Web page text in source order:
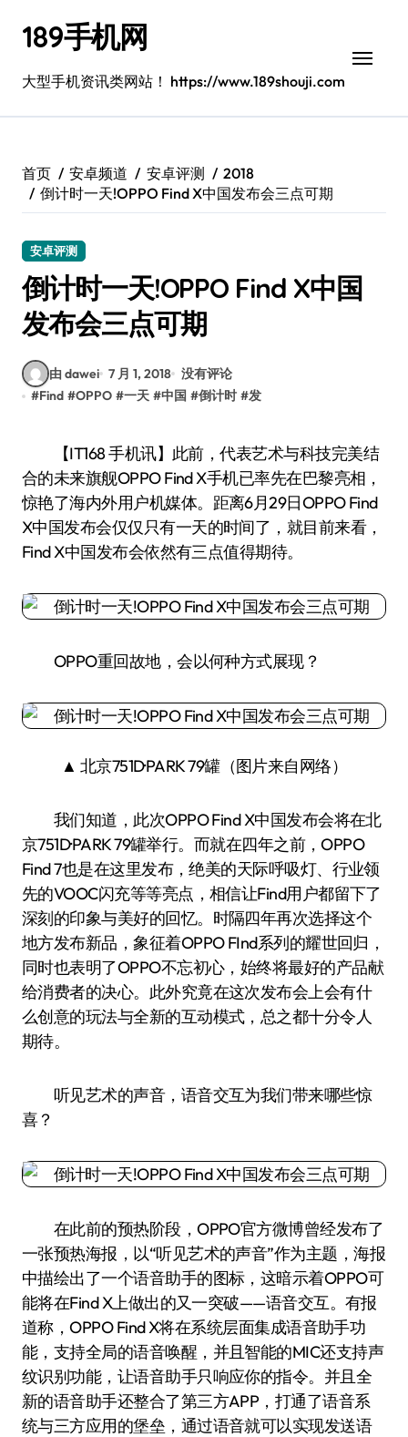
189手机网
大型手机资讯类网站！ https://www.189shouji.com
首页 安卓频道 安卓评测
2018
倒计时一天!OPPO Find X中国发布会三点可期
安卓评测
倒计时一天!OPPO Find X中国
发布会三点可期
由 dawei 7 月 1, 2018 没有评论
#Find #OPPO #一天 #中国 #倒计时 #发
【IT168 手机讯】此前，代表艺术与科技完美结
合的未来旗舰OPPO Find X手机已率先在巴黎亮相，
惊艳了海内外用户机媒体。距离6月29日OPPO Find
X中国发布会仅仅只有一天的时间了，就目前来看，
Find X中国发布会依然有三点值得期待。
OPPO重回故地，会以何种方式展现？
▲ 北京751D·PARK 79罐（图片来自网络）
我们知道，此次OPPO Find X中国发布会将在北
京751D·PARK 79罐举行。而就在四年之前，OPPO
Find 7也是在这里发布，绝美的天际呼吸灯、行业领
先的VOOC闪充等等亮点，相信让Find用户都留下了
深刻的印象与美好的回忆。时隔四年再次选择这个
地方发布新品，象征着OPPO FInd系列的耀世回归，
同时也表明了OPPO不忘初心，始终将最好的产品献
给消费者的决心。此外究竟在这次发布会上会有什
么创意的玩法与全新的互动模式，总之都十分令人
期待。
听见艺术的声音，语音交互为我们带来哪些惊
喜？
在此前的预热阶段，OPPO官方微博曾经发布了
一张预热海报，以“听见艺术的声音”作为主题，海报
中描绘出了一个语音助手的图标，这暗示着OPPO可
能将在Find X上做出的又一突破——语音交互。有报
道称，OPPO Find X将在系统层面集成语音助手功
能，支持全局的语音唤醒，并且智能的MIC还支持声
纹识别功能，让语音助手只响应你的指令。并且全
新的语音助手还整合了第三方APP，打通了语音系
统与三方应用的堡垒，通过语音就可以实现发送语